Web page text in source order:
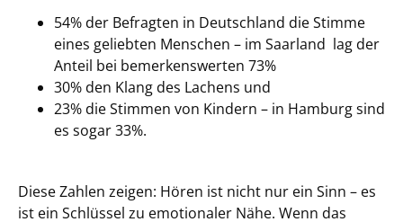
54% der Befragten in Deutschland die Stimme
eines geliebten Menschen – im Saarland lag der
Anteil bei bemerkenswerten 73%
30% den Klang des Lachens und
23% die Stimmen von Kindern – in Hamburg sind
es sogar 33%.
Diese Zahlen zeigen: Hören ist nicht nur ein Sinn – es
ist ein Schlüssel zu emotionaler Nähe. Wenn das